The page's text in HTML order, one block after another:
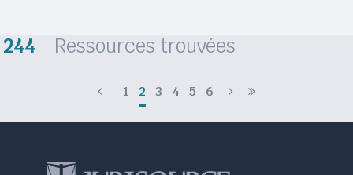
244 Ressources trouvées
1 2 3 4 5 6